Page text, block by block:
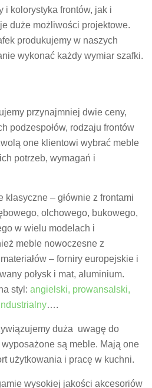
i kolorystyka frontów, jak i
duże możliwości projektowe.
produkujemy w naszych
wykonać każdy wymiar szafki.
przynajmniej dwie ceny,
podzespołów, rodzaju frontów
one klientowi wybrać meble
potrzeb, wymagań i
klasyczne – głównie z frontami
olchowego, bukowego,
w wielu modelach i
meble nowoczesne z
– forniry europejskie i
połysk i mat, aluminium.
styl:angielski, prowansalski,
….
duża uwagę do
są meble. Mają one
użytkowania i pracę w kuchni.
wysokiej jakości akcesoriów